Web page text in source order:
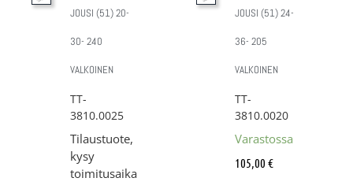
JOUSI (51) 20-
30- 240
VALKOINEN
TT-
3810.0025
Tilaustuote,
kysy
toimitusaika
JOUSI (51) 24-
36- 205
VALKOINEN
TT-
3810.0020
Varastossa
105,00 €